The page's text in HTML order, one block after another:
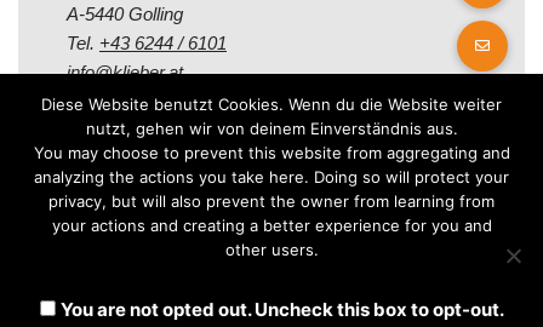
A-5440 Golling
Tel. +43 6244 / 6101
info@klieber.at
Öffungszeiten
Montag - Freitag:
08.00 - 12.00 Uhr
08.30 - 12.30 Uhr
Diese Website benutzt Cookies. Wenn du die Website weiter
nutzt, gehen wir von deinem Einverständnis aus.
You may choose to prevent this website from aggregating and
analyzing the actions you take here. Doing so will protect your
privacy, but will also prevent the owner from learning from
your actions and creating a better experience for you and
other users.
You are not opted out. Uncheck this box to opt-out.